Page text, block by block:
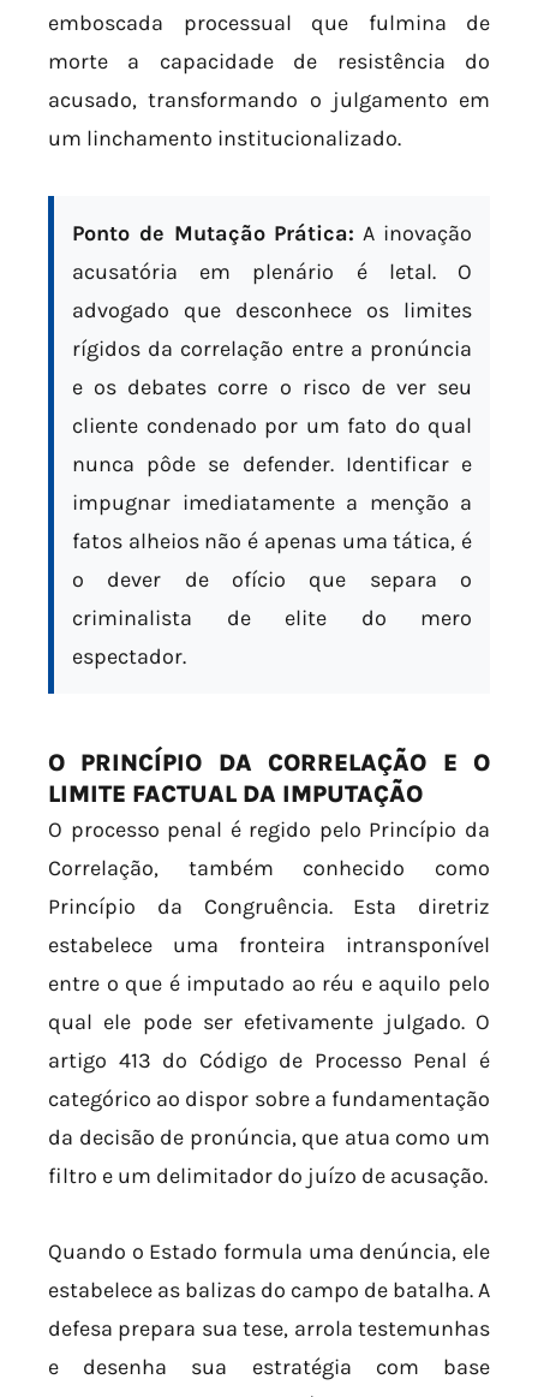
emboscada processual que fulmina de
morte a capacidade de resistência do
acusado, transformando o julgamento em
um linchamento institucionalizado.
Ponto de Mutação Prática: A inovação
acusatória em plenário é letal. O
advogado que desconhece os limites
rígidos da correlação entre a pronúncia
e os debates corre o risco de ver seu
cliente condenado por um fato do qual
nunca pôde se defender. Identificar e
impugnar imediatamente a menção a
fatos alheios não é apenas uma tática, é
o dever de ofício que separa o
criminalista de elite do mero
espectador.
O PRINCÍPIO DA CORRELAÇÃO E O
LIMITE FACTUAL DA IMPUTAÇÃO
O processo penal é regido pelo Princípio da
Correlação, também conhecido como
Princípio da Congruência. Esta diretriz
estabelece uma fronteira intransponível
entre o que é imputado ao réu e aquilo pelo
qual ele pode ser efetivamente julgado. O
artigo 413 do Código de Processo Penal é
categórico ao dispor sobre a fundamentação
da decisão de pronúncia, que atua como um
filtro e um delimitador do juízo de acusação.
Quando o Estado formula uma denúncia, ele
estabelece as balizas do campo de batalha. A
defesa prepara sua tese, arrola testemunhas
e desenha sua estratégia com base